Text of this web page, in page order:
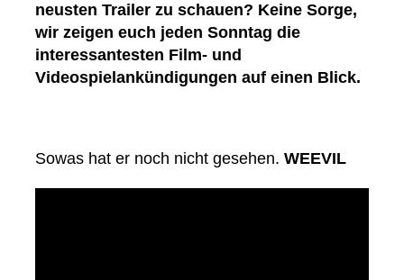
neusten Trailer zu schauen? Keine Sorge,
wir zeigen euch jeden Sonntag die
interessantesten Film- und
Videospielankündigungen auf einen Blick.
Sowas hat er noch nicht gesehen. WEEVIL